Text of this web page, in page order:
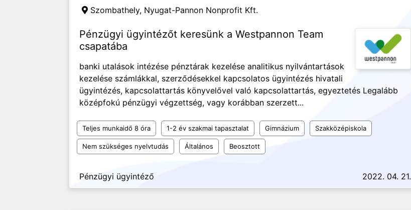
Szombathely, Nyugat-Pannon Nonprofit Kft.
Pénzügyi ügyintézőt keresünk a Westpannon Team
csapatába
banki utalások intézése pénztárak kezelése analitikus nyilvántartások
kezelése számlákkal, szerződésekkel kapcsolatos ügyintézés hivatali
ügyintézés, kapcsolattartás könyvelővel való kapcsolattartás, egyeztetés Legalább
középfokú pénzügyi végzettség, vagy korábban szerzett...
Teljes munkaidő 8 óra 1-2 év szakmai tapasztalat Gimnázium Szakközépiskola
Nem szükséges nyelvtudás Általános Beosztott
Pénzügyi ügyintéző 2022. 04. 21.